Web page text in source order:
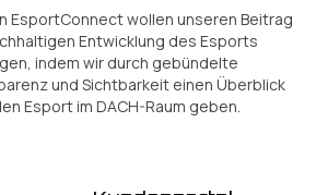
EsportConnect wollen unseren Beitrag
Entwicklung des Esports
indem wir durch gebündelte
und Sichtbarkeit einen Überblick
Esport im DACH-Raum geben.